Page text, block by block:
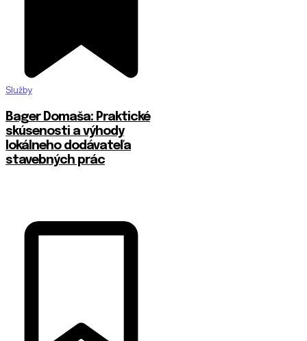
Služby
Bager Domaša: Praktické
skúsenosti a výhody
lokálneho dodávateľa
stavebných prác